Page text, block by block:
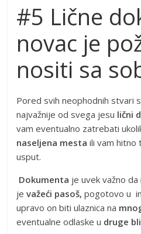
#5 Lične
novac je
nositi sa
Pored svih neophodnih stvari
najvažnije od svega jesu lični
vam eventualno zatrebati
naseljena mesta ili vam hitno
usput.
Dokumenta je uvek važno
je važeći pasoš, pogotovo u
upravo on biti ulaznica na
eventualne odlaske u druge